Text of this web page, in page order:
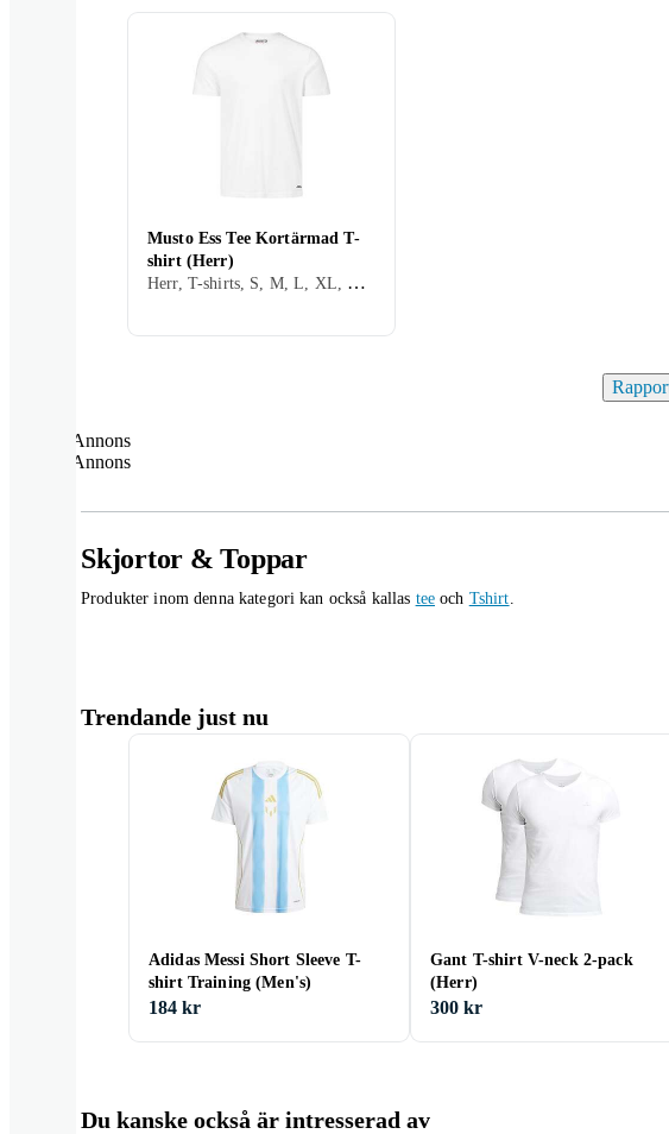
Musto Ess Tee Kortärmad T-
shirt (Herr)
Herr, T-shirts, S, M, L, XL, XXL, XS
Annons
Annons
Skjortor & Toppar
Produkter inom denna kategori kan också kallas tee och Tshirt.
Trendande just nu
Adidas Messi Short Sleeve T-
shirt Training (Men's)
184 kr
Gant T-shirt V-neck 2-pack
(Herr)
300 kr
Du kanske också är intresserad av